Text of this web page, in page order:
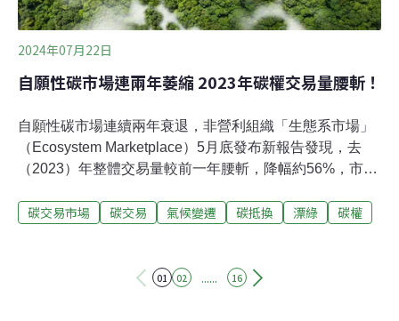
究院能源與環境研究中心主任劉哲良則表示，坊間常見宣
稱「我有獨特的碳源」，其實可能是未經合格方
2024年07月22日
自願性碳市場連兩年萎縮 2023年碳權交易量腰斬！
自願性碳市場連續兩年衰退，非營利組織「生態系市場」
（Ecosystem Marketplace）5月底發布新報告發現，去
（2023）年整體交易量較前一年腰斬，降幅約56%，市值
新台幣234億元），有分析認為當前碳市場處於兩個成長
方向發展。碳交易受漂綠衝擊大幅衰退，REDD+衝擊最大
碳交易市場 碳交易 氣候變遷 碳抵換 漂綠 碳權
01 02 ...... 16